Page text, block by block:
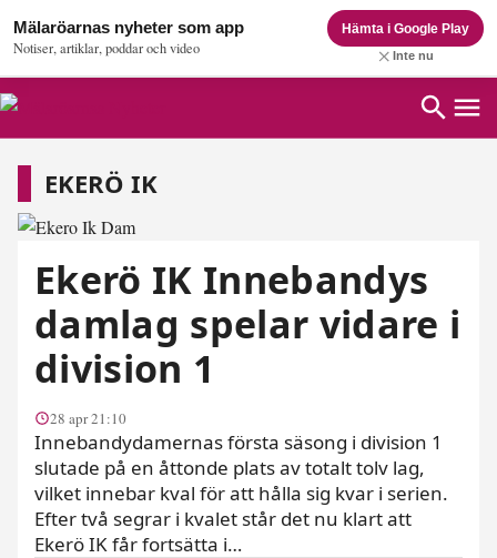
Mälaröarnas nyheter som app
Notiser, artiklar, poddar och video
Hämta i Google Play
Inte nu
Ekerö IK
EKERÖ IK
Ekerö IK Innebandys
damlag spelar vidare i
division 1
28 apr 21:10
Innebandydamernas första säsong i division 1
slutade på en åttonde plats av totalt tolv lag,
vilket innebar kval för att hålla sig kvar i serien.
Efter två segrar i kvalet står det nu klart att
Ekerö IK får fortsätta i…